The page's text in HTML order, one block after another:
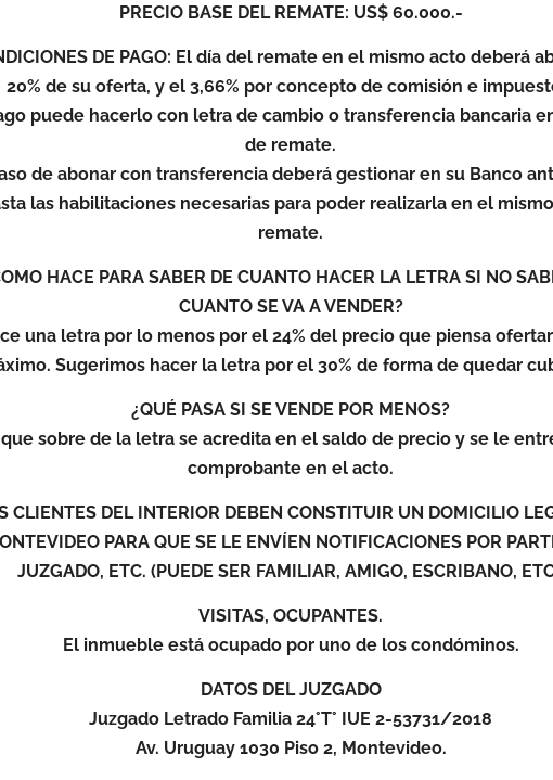
PRECIO BASE DEL REMATE: US$ 60.000.-
DE PAGO: El día del remate en el mismo acto deberá
20% de su oferta, y el 3,66% por concepto de comisión e
puede hacerlo con letra de cambio o transferencia bancaria
de remate.
de abonar con transferencia deberá gestionar en su Banco
las habilitaciones necesarias para poder realizarla en el
remate.
HACE PARA SABER DE CUANTO HACER LA LETRA SI NO
CUANTO SE VA A VENDER?
una letra por lo menos por el 24% del precio que piensa
Sugerimos hacer la letra por el 30% de forma de quedar
¿QUÉ PASA SI SE VENDE POR MENOS?
sobre de la letra se acredita en el saldo de precio y se le
comprobante en el acto.
CLIENTES DEL INTERIOR DEBEN CONSTITUIR UN DOMICILIO
PARA QUE SE LE ENVÍEN NOTIFICACIONES POR
JUZGADO, ETC. (PUEDE SER FAMILIAR, AMIGO, ESCRIBANO,
VISITAS, OCUPANTES.
El inmueble está ocupado por uno de los condóminos.
DATOS DEL JUZGADO
Juzgado Letrado Familia 24°T° IUE 2-53731/2018
Av. Uruguay 1030 Piso 2, Montevideo.